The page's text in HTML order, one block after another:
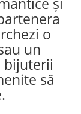
o
un
bijuterii
să